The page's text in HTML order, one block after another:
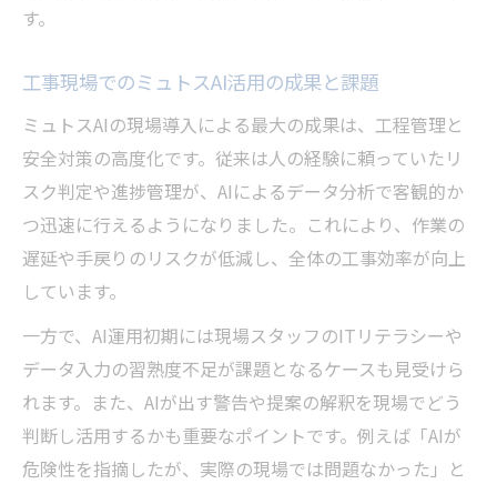
す。
工事現場でのミュトスAI活用の成果と課題
ミュトスAIの現場導入による最大の成果は、工程管理と
安全対策の高度化です。従来は人の経験に頼っていたリ
スク判定や進捗管理が、AIによるデータ分析で客観的か
つ迅速に行えるようになりました。これにより、作業の
遅延や手戻りのリスクが低減し、全体の工事効率が向上
しています。
一方で、AI運用初期には現場スタッフのITリテラシーや
データ入力の習熟度不足が課題となるケースも見受けら
れます。また、AIが出す警告や提案の解釈を現場でどう
判断し活用するかも重要なポイントです。例えば「AIが
危険性を指摘したが、実際の現場では問題なかった」と